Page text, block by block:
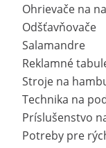
Ohrievače na
Odšťavňovače
Salamandre
Reklamné
Stroje na
Technika na
Príslušenstvo
Potreby pre